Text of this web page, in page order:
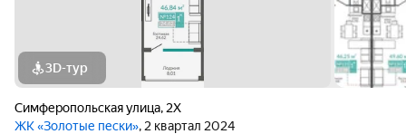
3D-тур
Симферопольская улица, 2Х
ЖК «Золотые пески», 2 квартал 2024